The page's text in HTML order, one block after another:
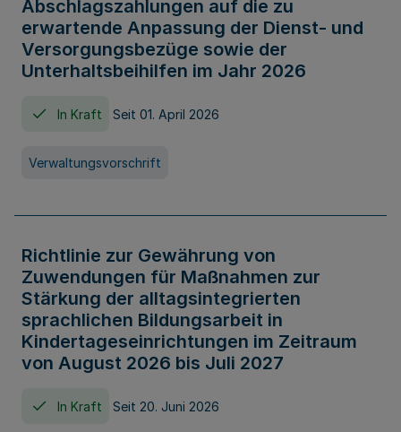
Abschlagszahlungen auf die zu
erwartende Anpassung der Dienst- und
Versorgungsbezüge sowie der
Unterhaltsbeihilfen im Jahr 2026
In Kraft Seit 01. April 2026
Verwaltungsvorschrift
Richtlinie zur Gewährung von
Zuwendungen für Maßnahmen zur
Stärkung der alltagsintegrierten
sprachlichen Bildungsarbeit in
Kindertageseinrichtungen im Zeitraum
von August 2026 bis Juli 2027
In Kraft Seit 20. Juni 2026